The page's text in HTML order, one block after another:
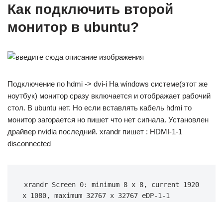
Как подключить второй
монитор в ubuntu?
Подключение по hdmi -> dvi-i На windows системе(этот же
ноутбук) монитор сразу включается и отображает рабочий
стол. В ubuntu нет. Но если вставлять кабель hdmi то
монитор загорается но пишет что нет сигнала. Установлен
драйвер nvidia последний. xrandr пишет : HDMI-1-1
disconnected
xrandr Screen 0: minimum 8 x 8, current 1920
x 1080, maximum 32767 x 32767 eDP-1-1